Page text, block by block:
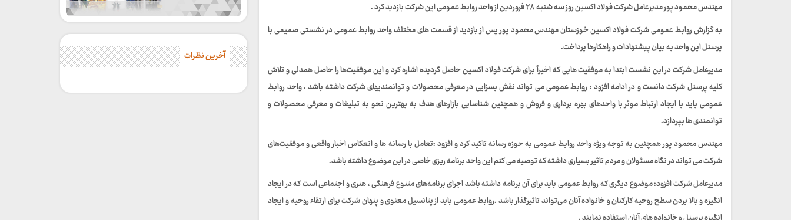
مهندس محمود پور مدیرعامل شرکت فولاد اکسین روز سه شنبه ۲۸ فروردین از واحد روابط عمومی این شرکت بازدید کرد .
به گزارش روابط عمومی شرکت فولاد اکسین خوزستان مهندس محمود پور پس از بازدید از قسمت های مختلف واحد روابط عمومی در نشستی صمیمی با
پرسنل این واحد به بیان پیشنهادات و راهکارها پرداخت.
مدیرعامل شرکت در این نشست ابتدا به موفقیت هایی که اخیراً برای شرکت فولاد اکسین حاصل گردیده اشاره کرد و این موفقیت‌ها را حاصل همدلی و تلاش
کلیه پرسنل شرکت دانست و در ادامه افزود : روابط عمومی می تواند نقش بسزایی در معرفی محصولات و توانمندیهای شرکت داشته باشد ، واحد روابط
عمومی باید با ایجاد ارتباط موثر با واحدهای بهره برداری و فروش و همچنین شناسایی بازارهای هدف به بهترین نحو به تبلیغات و معرفی محصولات و
توانمندی ها بپردازد.
مهندس محمود پور همچنین به توجه ویژه واحد روابط عمومی به حوزه رسانه تاکید کرد و افزود :تعامل با رسانه ها و انعکاس اخبار واقعی و موفقیت‌های
شرکت می تواند در نگاه مسئولان و مردم تاثیر بسیاری داشته که توصیه می کنم این واحد برنامه ریزی خاصی در این موضوع داشته باشد.
مدیرعامل شرکت افزود: موضوع دیگری که روابط عمومی باید برای آن برنامه داشته باشد اجرای برنامه‌های متنوع فرهنگی ، هنری و اجتماعی است که در ایجاد
انگیزه و بالا بردن سطح روحیه کارکنان و خانواده آنان می‌تواند تاثیرگذار باشد .روابط عمومی باید از پتانسیل معنوی و پنهان شرکت برای ارتقاء روحیه و ایجاد
آخرین نظرات